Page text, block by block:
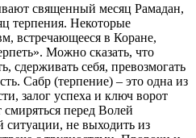
священный месяц Рамадан,
терпения. Некоторые
встречающееся в Коране,
Можно сказать, что
сдерживать себя, превозмогать
Сабр (терпение) – это одна из
залог успеха и ключ ворот
смиряться перед Волей
не выходить из